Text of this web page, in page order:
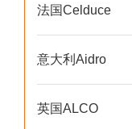
法国Celduce
意大利Aidro
英国ALCO